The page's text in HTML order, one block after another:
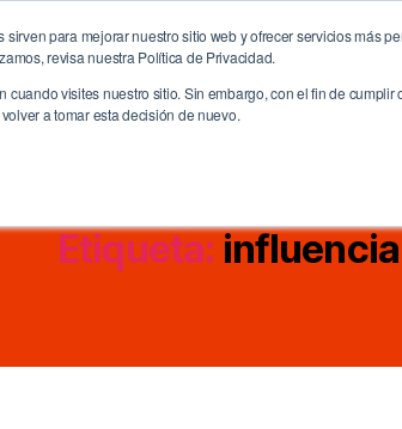
para mejorar nuestro sitio web y ofrecer servicios más
revisa nuestra Política de Privacidad.
cuando visites nuestro sitio. Sin embargo, con el fin de
a tomar esta decisión de nuevo.
La Agencia Servicios CreativitiX
Etiqueta: influencia